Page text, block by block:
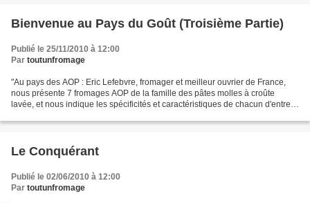
Bienvenue au Pays du Goût (Troisième Partie)
Publié le 25/11/2010 à 12:00
Par toutunfromage
"Au pays des AOP : Eric Lefebvre, fromager et meilleur ouvrier de France,
nous présente 7 fromages AOP de la famille des pâtes molles à croûte
lavée, et nous indique les spécificités et caractéristiques de chacun d'entre
Le Conquérant
Publié le 02/06/2010 à 12:00
Par toutunfromage